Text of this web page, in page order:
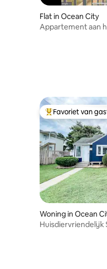
Flat in Ocean City
Appartement aan
Topfavoriet van
Favoriet van
Woning in Ocean
Huisdiervriendelijk